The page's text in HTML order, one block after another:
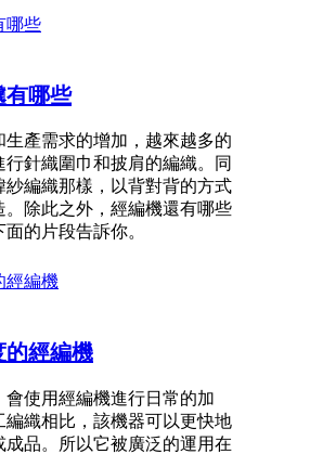
有哪些
產需求的增加，越來越多的
針織圍巾和披肩的編織。同
紗編織那樣，以背對背的方式
除此之外，經編機還有哪些
的片段告訴你。
的經編機
使用經編機進行日常的加
編織相比，該機器可以更快地
品。所以它被廣泛的運用在